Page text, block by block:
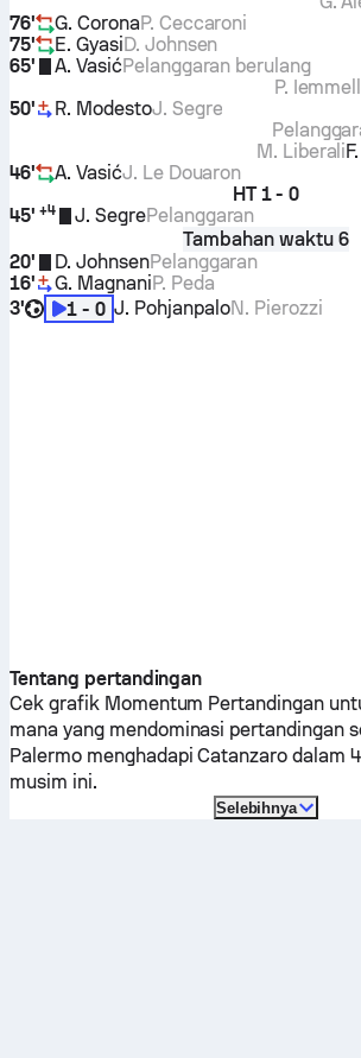
76'
G. CoronaP. Ceccaroni
75'
E. GyasiD. Johnsen
65'
A. VasićPelanggaran berulang
P.
50'
R. ModestoJ. Segre
M. Liberali
46'
A. VasićJ. Le Douaron
HT 1 - 0
45' +4 J. SegrePelanggaran
Tambahan waktu 6
20'
D. JohnsenPelanggaran
16'
G. MagnaniP. Peda
3'
1 - 0 J. PohjanpaloN. Pierozzi
Tentang pertandingan
Cek grafik Momentum Pertandingan
mana yang mendominasi pertandingan
PalermomenghadapiCatanzaro dalam
musim ini.
Selebihnya